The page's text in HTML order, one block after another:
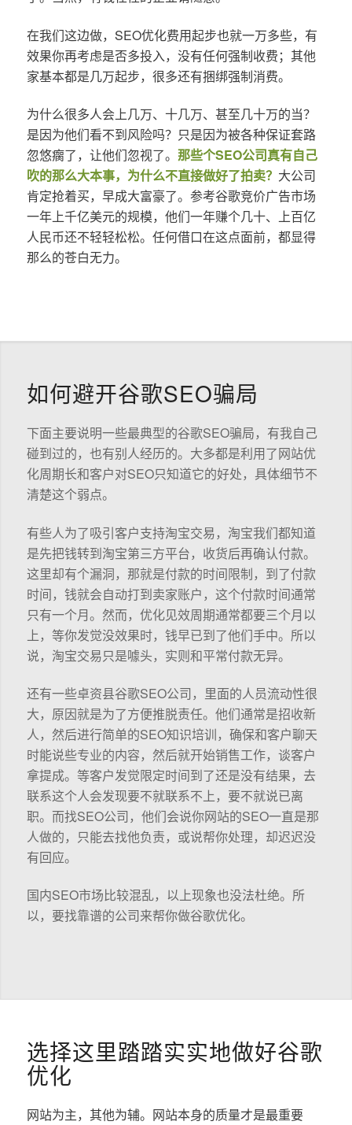
在我们这边做，SEO优化费用起步也就一万多些，有
效果你再考虑是否多投入，没有任何强制收费；其他
家基本都是几万起步，很多还有捆绑强制消费。
为什么很多人会上几万、十几万、甚至几十万的当？
是因为他们看不到风险吗？只是因为被各种保证套路
忽悠瘸了，让他们忽视了。 那些个SEO公司真有自己
吹的那么大本事，为什么不直接做好了拍卖？ 大公司
肯定抢着买，早成大富豪了。参考谷歌竞价广告市场
一年上千亿美元的规模，他们一年赚个几十、上百亿
人民币还不轻轻松松。任何借口在这点面前，都显得
那么的苍白无力。
如何避开谷歌SEO骗局
下面主要说明一些最典型的谷歌SEO骗局，有我自己
碰到过的，也有别人经历的。大多都是利用了网站优
化周期长和客户对SEO只知道它的好处，具体细节不
清楚这个弱点。
有些人为了吸引客户支持淘宝交易，淘宝我们都知道
是先把钱转到淘宝第三方平台，收货后再确认付款。
这里却有个漏洞，那就是付款的时间限制，到了付款
时间，钱就会自动打到卖家账户，这个付款时间通常
只有一个月。然而，优化见效周期通常都要三个月以
上，等你发觉没效果时，钱早已到了他们手中。所以
说，淘宝交易只是噱头，实则和平常付款无异。
还有一些卓资县谷歌SEO公司，里面的人员流动性很
大，原因就是为了方便推脱责任。他们通常是招收新
人，然后进行简单的SEO知识培训，确保和客户聊天
时能说些专业的内容，然后就开始销售工作，谈客户
拿提成。等客户发觉限定时间到了还是没有结果，去
联系这个人会发现要不就联系不上，要不就说已离
职。而找SEO公司，他们会说你网站的SEO一直是那
人做的，只能去找他负责，或说帮你处理，却迟迟没
有回应。
国内SEO市场比较混乱，以上现象也没法杜绝。所
以，要找靠谱的公司来帮你做谷歌优化。
选择这里踏踏实实地做好谷歌
优化
网站为主，其他为辅。网站本身的质量才是最重要